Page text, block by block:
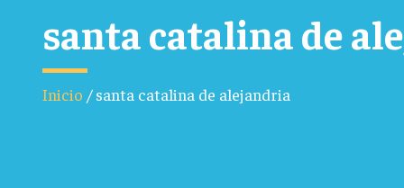
santa catalina de
Inicio /santa catalina de alejandria